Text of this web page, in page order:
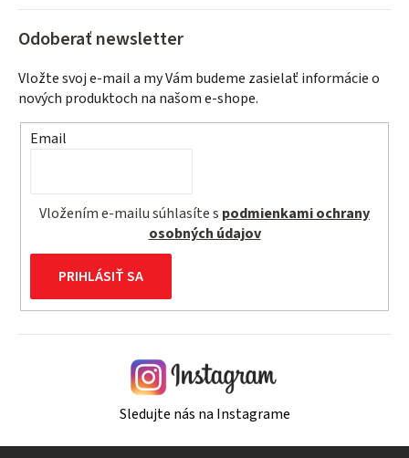
ý
s
u
Odoberať newsletter
Vložte svoj e-mail a my Vám budeme zasielať informácie o
nových produktoch na našom e-shope.
Email
Vložením e-mailu súhlasíte s podmienkami ochrany
osobných údajov
PRIHLÁSIŤ SA
Sledujte nás na Instagrame